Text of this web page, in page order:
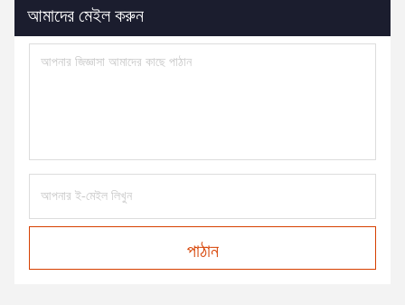
আমাদের মেইল করুন
পাঠান